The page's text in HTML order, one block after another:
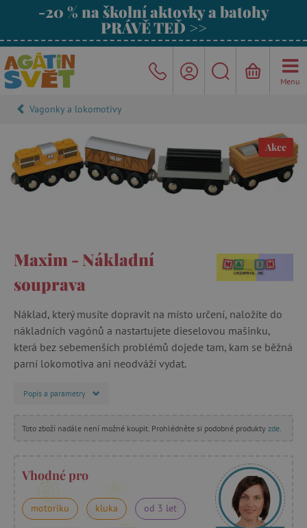
-20 % na školní aktovky a batohy
PRÁVĚ TEĎ >>
Menu
Vagonky a lokomotivy
Akce
Maxim - Nákladní
souprava
Náklad, který musíte dopravit na místo určení, naložíte do
nákladních vagónů a nastartujete dieselovou mašinku,
která bez sebemenších problémů dojede tam, kam se běžná
parní lokomotiva ani neodváží vydat.
Popis a parametry
Toto zboží nadále není možné koupit. Prohlédněte si podobné produkty zde.
Vhodné pro
motoriku kluka od 3 let